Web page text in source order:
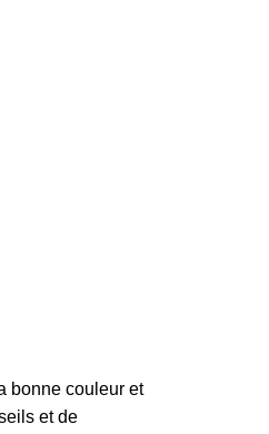
bonne couleur et
et de